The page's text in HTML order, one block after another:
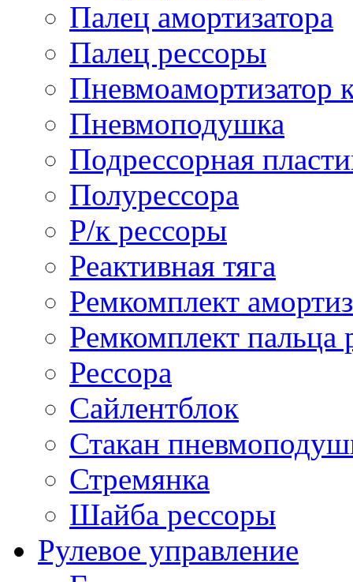
Палец амортизатора
Палец рессоры
Пневмоамортизатор
Пневмоподушка
Подрессорная
Полурессора
Р/к рессоры
Реактивная тяга
Ремкомплект
Ремкомплект пальца
Рессора
Сайлентблок
Стакан
Стремянка
Шайба рессоры
Рулевое управление